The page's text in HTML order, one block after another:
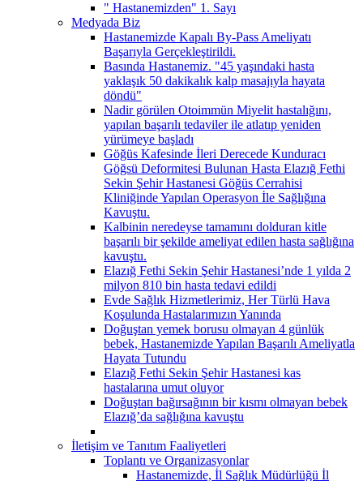
" Hastanemizden" 1. Sayı
Medyada Biz
Hastanemizde Kapalı By-Pass Ameliyatı
Başarıyla Gerçekleştirildi.
Basında Hastanemiz. "45 yaşındaki hasta
yaklaşık 50 dakikalık kalp masajıyla hayata
döndü"
Nadir görülen Otoimmün Miyelit hastalığını,
yapılan başarılı tedaviler ile atlatıp yeniden
yürümeye başladı
Göğüs Kafesinde İleri Derecede Kunduracı
Göğsü Deformitesi Bulunan Hasta Elazığ Fethi
Sekin Şehir Hastanesi Göğüs Cerrahisi
Kliniğinde Yapılan Operasyon İle Sağlığına
Kavuştu.
Kalbinin neredeyse tamamını dolduran kitle
başarılı bir şekilde ameliyat edilen hasta sağlığına
kavuştu.
Elazığ Fethi Sekin Şehir Hastanesi’nde 1 yılda 2
milyon 810 bin hasta tedavi edildi
Evde Sağlık Hizmetlerimiz, Her Türlü Hava
Koşulunda Hastalarımızın Yanında
Doğuştan yemek borusu olmayan 4 günlük
bebek, Hastanemizde Yapılan Başarılı Ameliyatla
Hayata Tutundu
Elazığ Fethi Sekin Şehir Hastanesi kas
hastalarına umut oluyor
Doğuştan bağırsağının bir kısmı olmayan bebek
Elazığ’da sağlığına kavuştu
İletişim ve Tanıtım Faaliyetleri
Toplantı ve Organizasyonlar
Hastanemizde, İl Sağlık Müdürlüğü İl